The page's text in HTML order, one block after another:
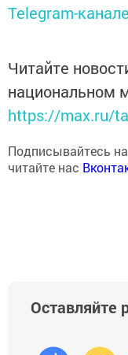
Telegram-канале
Читайте
национальном
https://max.ru/
Подписывайтесь
читайте нас
Оставляйте